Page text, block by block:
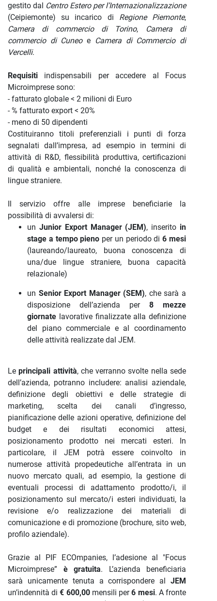
gestito dal Centro Estero per l’Internazionalizzazione
(Ceipiemonte) su incarico di Regione Piemonte,
Camera di commercio di Torino,
Camera di
commercio di Cuneoe Camera di Commercio di
Vercelli.
Requisiti indispensabili per accedere al Focus
Microimprese sono:
- fatturato globale < 2 milioni di Euro
- % fatturato export < 20%
- meno di 50 dipendenti
Costituiranno titoli preferenziali i punti di forza
segnalati dall’impresa, ad esempio in termini di
attività di R&D, flessibilità produttiva, certificazioni
di qualità e ambientali, nonché la conoscenza di
lingue straniere.
Il servizio offre alle imprese beneficiarie la
possibilità di avvalersi di:
un Junior Export Manager (JEM), inserito in
stage a tempo pieno per un periodo di6 mesi
(laureando/laureato, buona conoscenza di
una/due lingue straniere, buona capacità
relazionale)
un Senior Export Manager (SEM), che sarà a
disposizione dell’azienda per 8 mezze
giornate lavorative finalizzate alla definizione
del piano commerciale e al coordinamento
delle attività realizzate dal JEM.
Leprincipali attività, che verranno svolte nella sede
dell’azienda, potranno includere: analisi aziendale,
definizione degli obiettivi e delle strategie di
marketing, scelta dei canali d’ingresso,
pianificazione delle azioni operative, definizione del
budget e dei risultati economici attesi,
posizionamento prodotto nei mercati esteri. In
particolare, il JEM potrà essere coinvolto in
numerose attività propedeutiche all’entrata in un
nuovo mercato quali, ad esempio, la gestione di
eventuali processi di adattamento prodotto/i, il
posizionamento sul mercato/i esteri individuati, la
revisione e/o realizzazione dei materiali di
comunicazione e di promozione (brochure, sito web,
profilo aziendale).
Grazie al PIF ECOmpanies, l’adesione al "Focus
Microimprese” è gratuita. L’azienda beneficiaria
sarà unicamente tenuta a corrispondere al JEM
un’indennità di€ 600,00mensili per6 mesi. A fronte